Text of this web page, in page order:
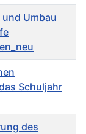
Umbau
Schuljahr
des